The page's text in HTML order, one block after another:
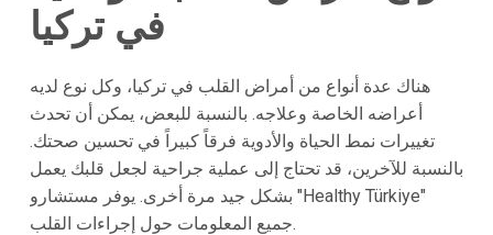
في تركيا
هناك عدة أنواع من أمراض القلب في تركيا، وكل نوع لديه
أعراضه الخاصة وعلاجه. بالنسبة للبعض، يمكن أن تحدث
تغييرات نمط الحياة والأدوية فرقاً كبيراً في تحسين صحتك.
بالنسبة للآخرين، قد تحتاج إلى عملية جراحية لجعل قلبك يعمل
بشكل جيد مرة أخرى. يوفر مستشارو "Healthy Türkiye"
جميع المعلومات حول إجراءات القلب.